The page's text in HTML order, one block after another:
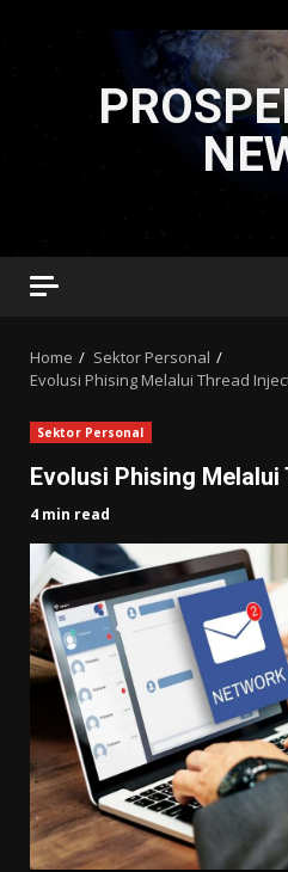
Home
Sektor Personal
Evolusi Phising Melalui Thread
Sektor Personal
Evolusi Phising
4 min read